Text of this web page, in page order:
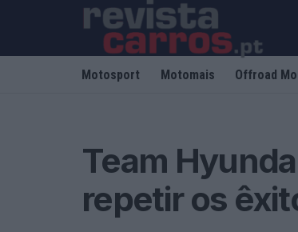
Motosport Motomais Offroad
Team
repetir os